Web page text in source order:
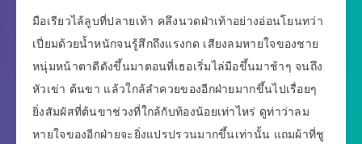
มือเรียวไล้ลูบที่ปลายเท้า คลึงนวดฝ่าเท้าอย่างอ่อนโยนทว่า
เปี่ยมด้วยน้ำหนักจนรู้สึกถึงแรงกด เสียงลมหายใจของชาย
หนุ่มหน้าตาดีดังขึ้นมาตอนที่เธอเริ่มไล่มือขึ้นมาช้าๆ จนถึง
หัวเข่า ต้นขา แล้วใกล้ลำควยของอีกฝ่ายมากขึ้นไปเรื่อยๆ
ยิ่งสัมผัสที่ต้นขาช่วงที่ใกล้กับท้องน้อยเท่าไหร่ ดูท่าว่าลม
หายใจของอีกฝ่ายจะยิ่งแปรปรวนมากขึ้นเท่านั้น แถมผ้าที่ชู